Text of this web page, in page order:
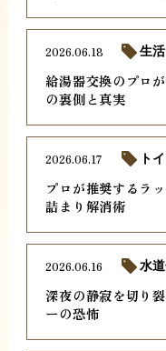
給湯器交換のプロ
の裏側と真実
2026.06.18 生活
プロが推奨するラ
詰まり解消術
2026.06.17 ト
深夜の静寂を切り
ーの恐怖
2026.06.16 水